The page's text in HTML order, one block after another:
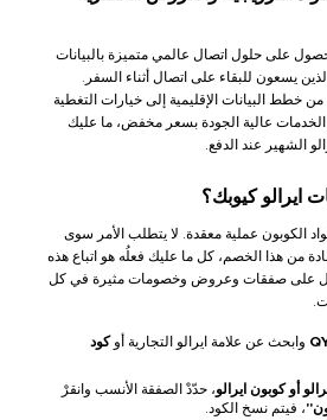
على حلول اتصال عالمي متميزة بالبيانات
يسعون للبقاء على اتصال أثناء السفر.
البيانات الإقليمية إلى خيارات التغطية
الخدمات عالية الجودة بسعر مخفض، ما عليك
الشهير عند الدفع.
ايرالو كيوبك؟
الكوبون عملية معقدة. لا يتطلب الأمر سوى
من هذا الخصم، كل ما عليك فعلُه هو اتباع هذه
على صفقات وعروض وخصومات مثيرة في كل
وابحث عن علامة ايرالو التجارية أوكود
أو كوبون ايرالو، حدّدْ الصفقة الأنسب وانقرْ
، فيتم نسخ الكود.